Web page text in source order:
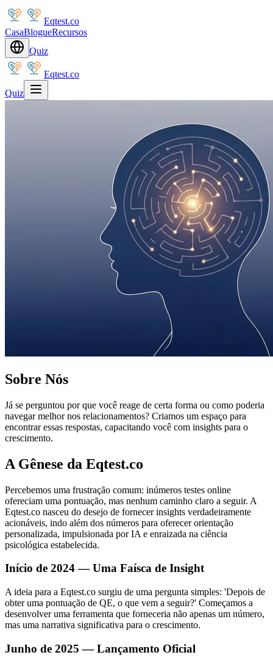
Eqtest.co
CasaBlogueRecursos
Quiz
Eqtest.co
Quiz
Sobre Nós
Já se perguntou por que você reage de certa forma ou como poderia
navegar melhor nos relacionamentos? Criamos um espaço para
encontrar essas respostas, capacitando você com insights para o
crescimento.
A Gênese da Eqtest.co
Percebemos uma frustração comum: inúmeros testes online
ofereciam uma pontuação, mas nenhum caminho claro a seguir. A
Eqtest.co nasceu do desejo de fornecer insights verdadeiramente
acionáveis, indo além dos números para oferecer orientação
personalizada, impulsionada por IA e enraizada na ciência
psicológica estabelecida.
Início de 2024 — Uma Faísca de Insight
A ideia para a Eqtest.co surgiu de uma pergunta simples: 'Depois de
obter uma pontuação de QE, o que vem a seguir?' Começamos a
desenvolver uma ferramenta que forneceria não apenas um número,
mas uma narrativa significativa para o crescimento.
Junho de 2025 — Lançamento Oficial